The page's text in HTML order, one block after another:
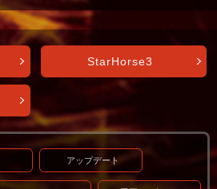
StarHorse3
アップデート